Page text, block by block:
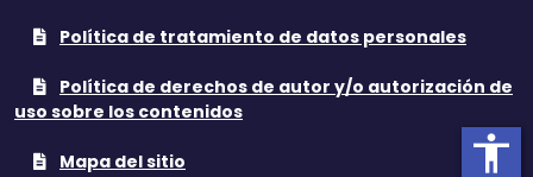
Política de tratamiento de datos personales
Política de derechos de autor y/o autorización de
uso sobre los contenidos
Mapa del sitio accessibility
Tonos grises
Subrayar enlaces
Cursor grande